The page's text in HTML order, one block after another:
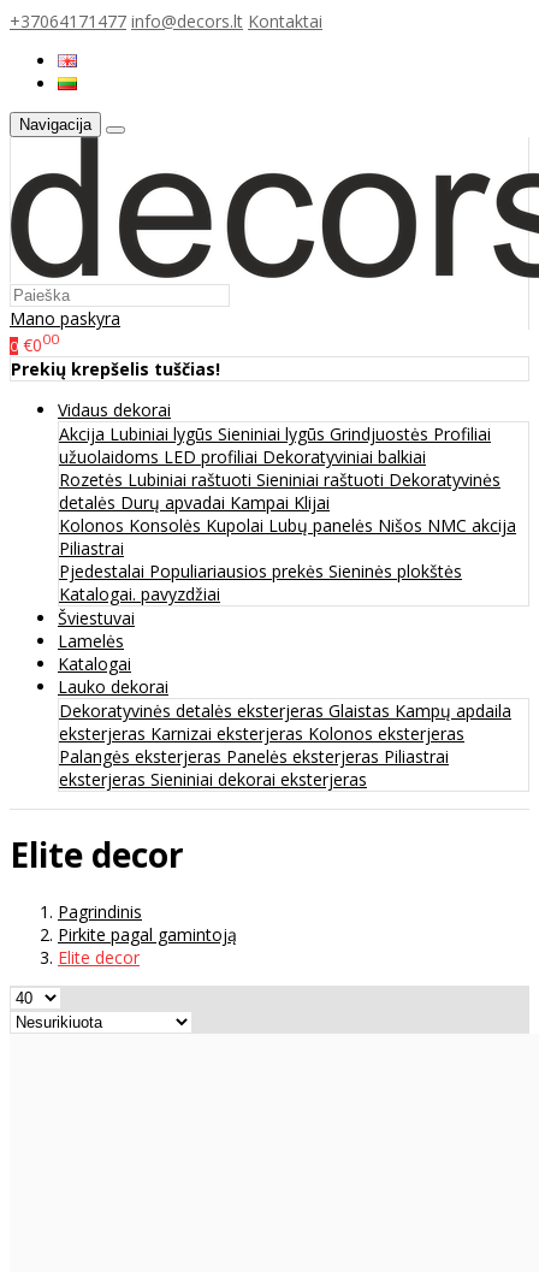
+37064171477 info@decors.lt Kontaktai
Navigacija
Mano paskyra
0 €000
Prekių krepšelis tuščias!
Vidaus dekorai
Akcija Lubiniai lygūs Sieniniai lygūs Grindjuostės Profiliai
užuolaidoms LED profiliai Dekoratyviniai balkiai
Rozetės Lubiniai raštuoti Sieniniai raštuoti Dekoratyvinės
detalės Durų apvadai Kampai Klijai
Kolonos Konsolės Kupolai Lubų panelės Nišos NMC akcija
Piliastrai
Pjedestalai Populiariausios prekės Sieninės plokštės
Katalogai. pavyzdžiai
Šviestuvai
Lamelės
Katalogai
Lauko dekorai
Dekoratyvinės detalės eksterjeras Glaistas Kampų apdaila
eksterjeras Karnizai eksterjeras Kolonos eksterjeras
Palangės eksterjeras Panelės eksterjeras Piliastrai
eksterjeras Sieniniai dekorai eksterjeras
Elite decor
Pagrindinis
Pirkite pagal gamintoją
Elite decor